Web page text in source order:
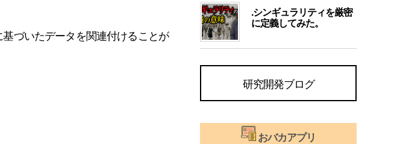
づいたデータを関連付けることが
.シンギュラリティを厳密
に定義してみた。
研究開発ブログ
おバカアプリ